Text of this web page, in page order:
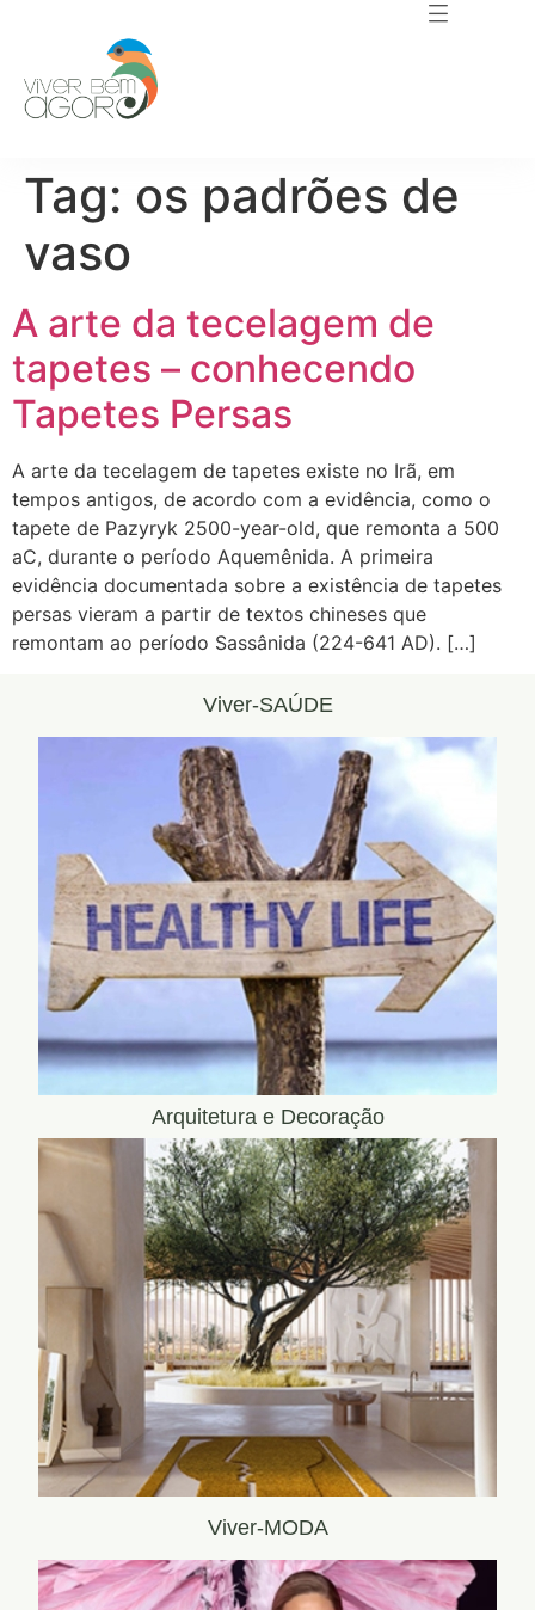
Tag: os padrões de
vaso
A arte da tecelagem de
tapetes – conhecendo
Tapetes Persas
A arte da tecelagem de tapetes existe no Irã, em
tempos antigos, de acordo com a evidência, como o
tapete de Pazyryk 2500-year-old, que remonta a 500
aC, durante o período Aquemênida. A primeira
evidência documentada sobre a existência de tapetes
persas vieram a partir de textos chineses que
remontam ao período Sassânida (224-641 AD). […]
Viver-SAÚDE
Arquitetura e Decoração
Viver-MODA